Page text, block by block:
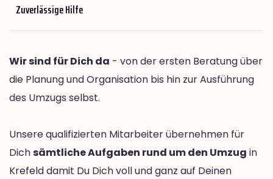
Zuverlässige Hilfe
Wir sind für Dich da - von der ersten Beratung über
die Planung und Organisation bis hin zur Ausführung
des Umzugs selbst.
Unsere qualifizierten Mitarbeiter übernehmen für
Dichsämtliche Aufgaben rund um den Umzug in
Krefeld damit Du Dich voll und ganz auf Deinen